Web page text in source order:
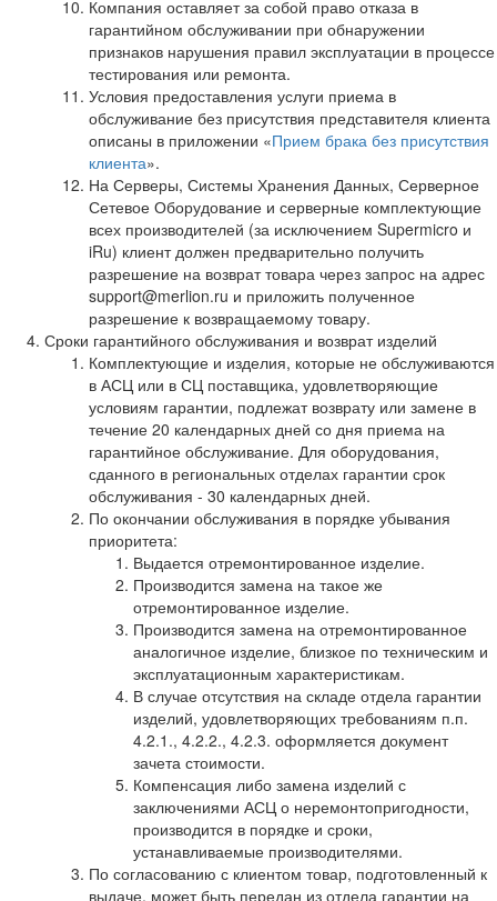
Компания оставляет за собой право отказа в
гарантийном обслуживании при обнаружении
признаков нарушения правил эксплуатации в процессе
тестирования или ремонта.
Условия предоставления услуги приема в
обслуживание без присутствия представителя клиента
описаны в приложении «Прием брака без присутствия
клиента».
На Серверы, Системы Хранения Данных, Серверное
Сетевое Оборудование и серверные комплектующие
всех производителей (за исключением Supermicro и
iRu) клиент должен предварительно получить
разрешение на возврат товара через запрос на адрес
support@merlion.ru и приложить полученное
разрешение к возвращаемому товару.
Сроки гарантийного обслуживания и возврат изделий
Комплектующие и изделия, которые не обслуживаются
в АСЦ или в СЦ поставщика, удовлетворяющие
условиям гарантии, подлежат возврату или замене в
течение 20 календарных дней со дня приема на
гарантийное обслуживание. Для оборудования,
сданного в региональных отделах гарантии срок
обслуживания - 30 календарных дней.
По окончании обслуживания в порядке убывания
приоритета:
Выдается отремонтированное изделие.
Производится замена на такое же
отремонтированное изделие.
Производится замена на отремонтированное
аналогичное изделие, близкое по техническим и
эксплуатационным характеристикам.
В случае отсутствия на складе отдела гарантии
изделий, удовлетворяющих требованиям п.п.
4.2.1., 4.2.2., 4.2.3. оформляется документ
зачета стоимости.
Компенсация либо замена изделий с
заключениями АСЦ о неремонтопригодности,
производится в порядке и сроки,
устанавливаемые производителями.
По согласованию с клиентом товар, подготовленный к
выдаче, может быть передан из отдела гарантии на